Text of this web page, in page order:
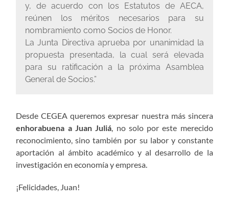
y, de acuerdo con los Estatutos de AECA,
reúnen los méritos necesarios para su
nombramiento como Socios de Honor.
La Junta Directiva aprueba por unanimidad la
propuesta presentada, la cual será elevada
para su ratificación a la próxima Asamblea
General de Socios.”
Desde CEGEA queremos expresar nuestra más sincera
enhorabuena a Juan Juliá, no solo por este merecido
reconocimiento, sino también por su labor y constante
aportación al ámbito académico y al desarrollo de la
investigación en economía y empresa.
¡Felicidades, Juan!